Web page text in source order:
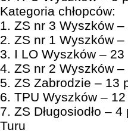
Kategoria chłopców:
1. ZS nr 3 Wyszków –
2. ZS nr 1 Wyszków –
3. I LO Wyszków – 23
4. ZS nr 2 Wyszków –
5. ZS Zabrodzie – 13
6. TPU Wyszków – 12
7. ZS Długosiodło – 4
Turu